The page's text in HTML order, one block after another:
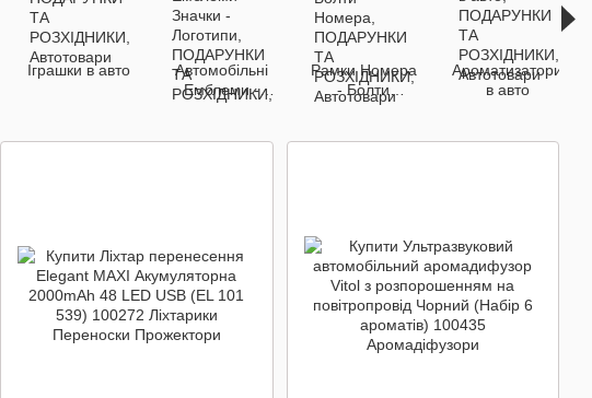
Іграшки в авто
Автомобільні
Емблеми -
Рамки Номера
- Болти
Номера
Ароматизатори
в авто